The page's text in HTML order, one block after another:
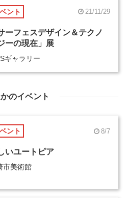
ント 21/11/29
ーフェスデザイン＆テクノ
ーの現在」展
ギャラリー
のイベント
ント 8/7
いユートピア
市美術館